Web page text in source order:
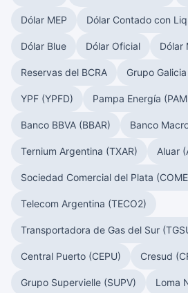
Dólar MEP Dólar Contado con
Dólar Blue Dólar Oficial Dólar
Reservas del BCRA Grupo
YPF (YPFD) Pampa Energía
Banco BBVA (BBAR) Banco
Ternium Argentina (TXAR) Aluar
Sociedad Comercial del Plata
Telecom Argentina (TECO2)
Transportadora de Gas del Sur
Central Puerto (CEPU) Cresud
Grupo Supervielle (SUPV) Loma